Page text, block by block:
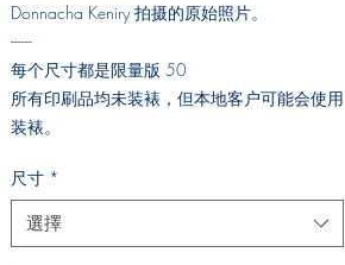
Donnacha Keniry 拍摄的原始照片。
------
每个尺寸都是限量版 50
所有印刷品均未装裱，但本地客户可能会使用
装裱。
尺寸 *
選擇